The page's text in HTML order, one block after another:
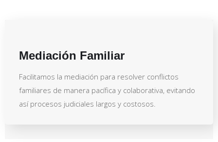
Mediación Familiar
Facilitamos la mediación para resolver conflictos
familiares de manera pacífica y colaborativa, evitando
así procesos judiciales largos y costosos.